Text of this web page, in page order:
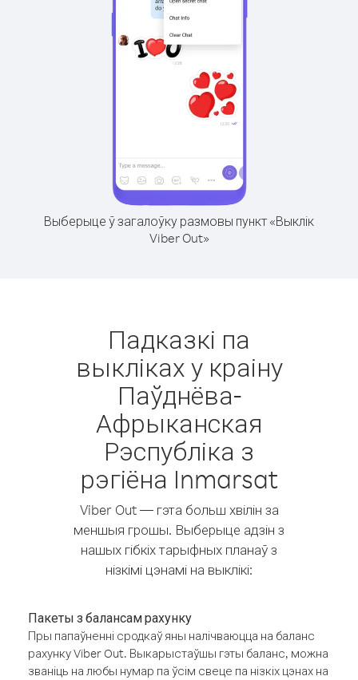
Выберыце ў загалоўку размовы пункт «Выклік
Viber Out»
Падказкі па
выкліках у краіну
Паўднёва-
Афрыканская
Рэспубліка з
рэгіёна Inmarsat
Viber Out — гэта больш хвілін за
меншыя грошы. Выберыце адзін з
нашых гібкіх тарыфных планаў з
нізкімі цэнамі на выклікі:
Пакеты з балансам рахунку
Пры папаўненні сродкаў яны налічваюцца на баланс
рахунку Viber Out. Выкарыстаўшы гэты баланс, можна
званіць на любы нумар па ўсім свеце па нізкіх цэнах на